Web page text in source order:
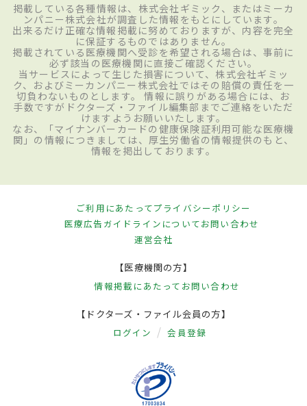
掲載している各種情報は、株式会社ギミック、またはミーカ
ンパニー株式会社が調査した情報をもとにしています。
出来るだけ正確な情報掲載に努めておりますが、内容を完全
に保証するものではありません。
掲載されている医療機関へ受診を希望される場合は、事前に
必ず該当の医療機関に直接ご確認ください。
当サービスによって生じた損害について、株式会社ギミッ
ク、およびミーカンパニー株式会社ではその賠償の責任を一
切負わないものとします。 情報に誤りがある場合には、お
手数ですがドクターズ・ファイル編集部までご連絡をいただ
けますようお願いいたします。
なお、「マイナンバーカードの健康保険証利用可能な医療機
関」の情報につきましては、厚生労働省の情報提供のもと、
情報を掲出しております。
ご利用にあたってプライバシーポリシー
医療広告ガイドラインについてお問い合わせ
運営会社
【医療機関の方】
情報掲載にあたって お問い合わせ
【ドクターズ・ファイル会員の方】
ログイン 会員登録